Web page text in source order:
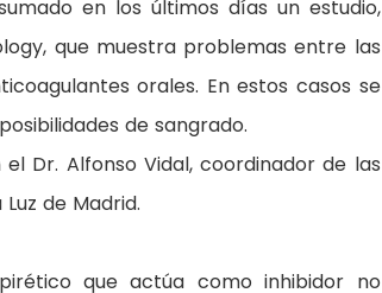
en los últimos días un estudio,
que muestra problemas entre las
orales. En estos casos se
de sangrado.
el Dr. Alfonso Vidal, coordinador de las
de Madrid.
que actúa como inhibidor no